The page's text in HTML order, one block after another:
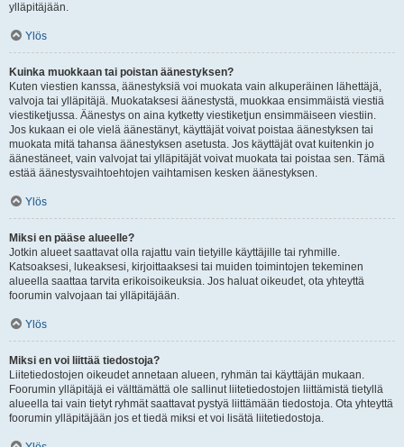
ylläpitäjään.
Ylös
Kuinka muokkaan tai poistan äänestyksen?
Kuten viestien kanssa, äänestyksiä voi muokata vain alkuperäinen lähettäjä,
valvoja tai ylläpitäjä. Muokataksesi äänestystä, muokkaa ensimmäistä viestiä
viestiketjussa. Äänestys on aina kytketty viestiketjun ensimmäiseen viestiin.
Jos kukaan ei ole vielä äänestänyt, käyttäjät voivat poistaa äänestyksen tai
muokata mitä tahansa äänestyksen asetusta. Jos käyttäjät ovat kuitenkin jo
äänestäneet, vain valvojat tai ylläpitäjät voivat muokata tai poistaa sen. Tämä
estää äänestysvaihtoehtojen vaihtamisen kesken äänestyksen.
Ylös
Miksi en pääse alueelle?
Jotkin alueet saattavat olla rajattu vain tietyille käyttäjille tai ryhmille.
Katsoaksesi, lukeaksesi, kirjoittaaksesi tai muiden toimintojen tekeminen
alueella saattaa tarvita erikoisoikeuksia. Jos haluat oikeudet, ota yhteyttä
foorumin valvojaan tai ylläpitäjään.
Ylös
Miksi en voi liittää tiedostoja?
Liitetiedostojen oikeudet annetaan alueen, ryhmän tai käyttäjän mukaan.
Foorumin ylläpitäjä ei välttämättä ole sallinut liitetiedostojen liittämistä tietyllä
alueella tai vain tietyt ryhmät saattavat pystyä liittämään tiedostoja. Ota yhteyttä
foorumin ylläpitäjään jos et tiedä miksi et voi lisätä liitetiedostoja.